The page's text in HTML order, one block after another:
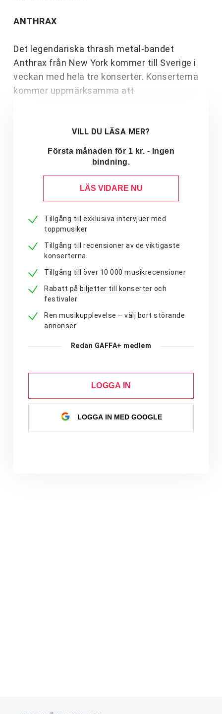
ANTHRAX
Det legendariska thrash metal-bandet
Anthrax från New York kommer till Sverige i
veckan med hela tre konserter. Konserterna
kommer uppmärksamma att
VILL DU LÄSA MER?
Första månaden för 1 kr. - Ingen
bindning.
LÄS VIDARE NU
Tillgång till exklusiva intervjuer med
toppmusiker
Tillgång till recensioner av de viktigaste
konserterna
Tillgång till över 10 000 musikrecensioner
Rabatt på biljetter till konserter och
festivaler
Ren musikupplevelse – välj bort störande
annonser
Redan GAFFA+ medlem
LOGGA IN
LOGGA IN MED GOOGLE